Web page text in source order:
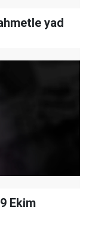
yad
Ekim